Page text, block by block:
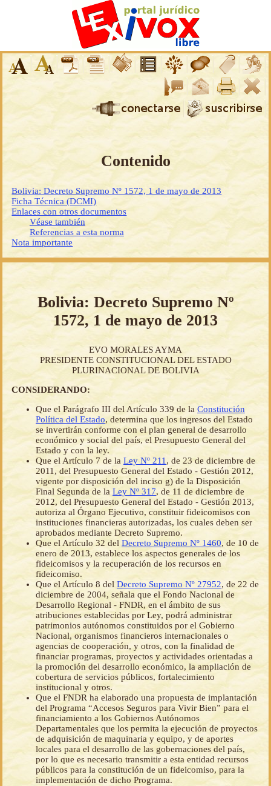
Contenido
Bolivia: Decreto Supremo Nº 1572, 1 de mayo de 2013
Ficha Técnica (DCMI)
Enlaces con otros documentos
Véase también
Referencias a esta norma
Nota importante
Bolivia: Decreto Supremo Nº
1572, 1 de mayo de 2013
EVO MORALES AYMA
PRESIDENTE CONSTITUCIONAL DEL ESTADO
PLURINACIONAL DE BOLIVIA
CONSIDERANDO:
Que el Parágrafo III del Artículo 339 de la Constitución
Política del Estado, determina que los ingresos del Estado
se invertirán conforme con el plan general de desarrollo
económico y social del país, el Presupuesto General del
Estado y con la ley.
Que el Artículo 7 de la Ley Nº 211 , de 23 de diciembre de
2011, del Presupuesto General del Estado - Gestión 2012,
vigente por disposición del inciso g) de la Disposición
Final Segunda de la Ley Nº 317, de 11 de diciembre de
2012, del Presupuesto General del Estado - Gestión 2013,
autoriza al Órgano Ejecutivo, constituir fideicomisos con
instituciones financieras autorizadas, los cuales deben ser
aprobados mediante Decreto Supremo.
Que el Artículo 32 del Decreto Supremo Nº 1460, de 10 de
enero de 2013, establece los aspectos generales de los
fideicomisos y la recuperación de los recursos en
fideicomiso.
Que el Artículo 8 del Decreto Supremo Nº 27952, de 22 de
diciembre de 2004, señala que el Fondo Nacional de
Desarrollo Regional - FNDR, en el ámbito de sus
atribuciones establecidas por Ley, podrá administrar
patrimonios autónomos constituidos por el Gobierno
Nacional, organismos financieros internacionales o
agencias de cooperación, y otros, con la finalidad de
financiar programas, proyectos y actividades orientadas a
la promoción del desarrollo económico, la ampliación de
cobertura de servicios públicos, fortalecimiento
institucional y otros.
Que el FNDR ha elaborado una propuesta de implantación
del Programa “Accesos Seguros para Vivir Bien” para el
financiamiento a los Gobiernos Autónomos
Departamentales que los permita la ejecución de proyectos
de adquisición de maquinaria y equipo, y de aportes
locales para el desarrollo de las gobernaciones del país,
por lo que es necesario transmitir a esta entidad recursos
públicos para la constitución de un fideicomiso, para la
implementación de dicho Programa.